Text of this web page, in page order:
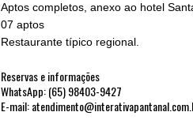
Aptos completos, anexo ao hotel
07 aptos
Restaurante típico regional.
Reservas e informações
WhatsApp: (65) 98403-9427
E-mail: